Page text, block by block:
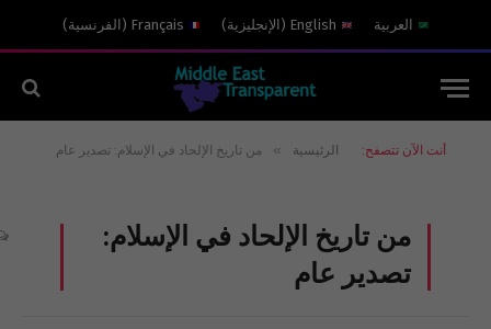
العربية English
( الإنجليزية)
Français
( الفرنسية)
أنت الآن تتصفح: الرئيسية » من تاريخ الإلحاد في الإسلام: تصدير عام
من تاريخ الإلحاد في الإسلام:
تصدير عام